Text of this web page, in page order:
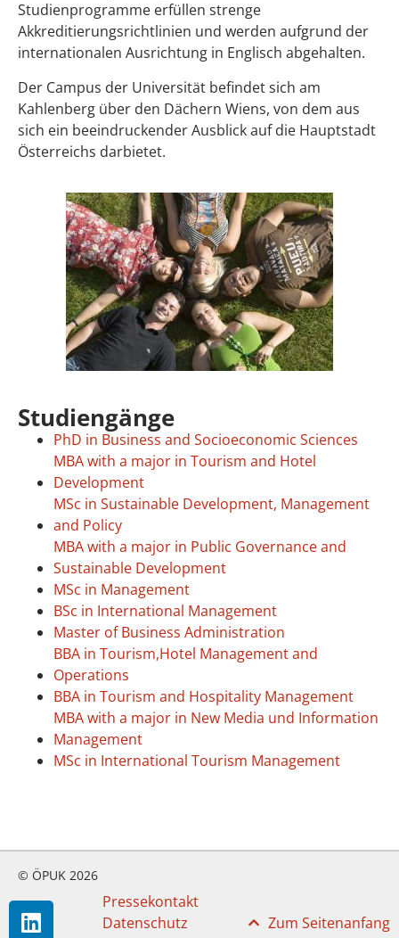
Studienprogramme erfüllen strenge
Akkreditierungsrichtlinien und werden aufgrund der
internationalen Ausrichtung in Englisch abgehalten.
Der Campus der Universität befindet sich am
Kahlenberg über den Dächern Wiens, von dem aus
sich ein beeindruckender Ausblick auf die Hauptstadt
Österreichs darbietet.
Studiengänge
PhD in Business and Socioeconomic Sciences
MBA with a major in Tourism and Hotel
Development
MSc in Sustainable Development, Management
and Policy
MBA with a major in Public Governance and
Sustainable Development
MSc in Management
BSc in International Management
Master of Business Administration
BBA in Tourism,Hotel Management and
Operations
BBA in Tourism and Hospitality Management
MBA with a major in New Media und Information
Management
MSc in International Tourism Management
© ÖPUK 2026
Pressekontakt
Datenschutz
Zum Seitenanfang